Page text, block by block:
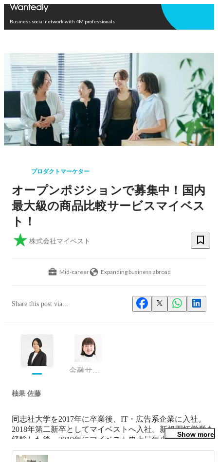
Business social network with 4M professionals
プロダクトマーケター
オープンポジションで募集中！国内
最大級の商品比較サービスマイベス
ト！
株式会社マイベスト
Mid-career Expanding business abroad
Share this post via...
金融サービス事業部 ディレクションチームマネージャー
柚果 佐藤
同志社大学を2017年に卒業後、IT・広告系企業に入社。
2018年第二新卒としてマイベストへ入社。新規開拓営業を
経験した後、2019年にマイベスト史上最年少の24歳で部長
に就任。コンテンツ部長として数千単位の商品を管理・検
証できる体制づくりに尽力し、現在100人規模の組織統括
Show more